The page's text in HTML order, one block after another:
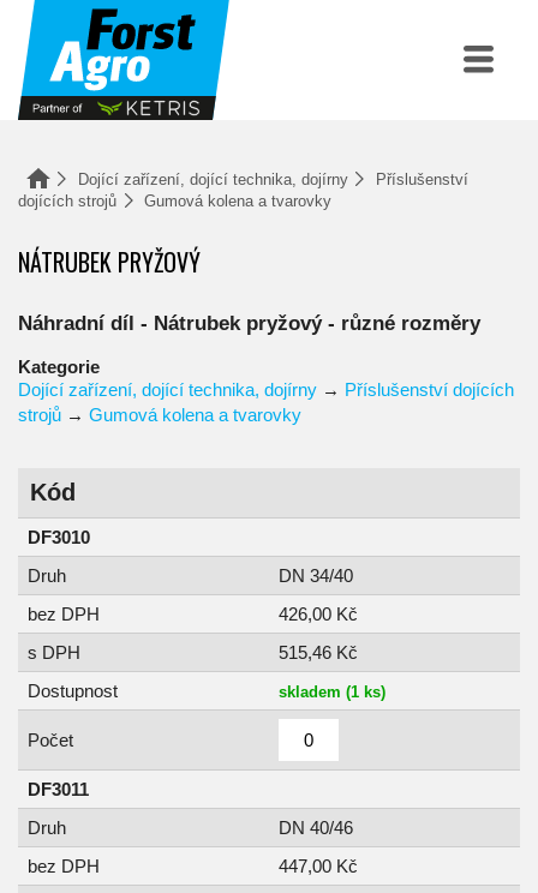
Dojící zařízení, dojící technika, dojírny
Příslušenství
dojících strojů
Gumová kolena a tvarovky
NÁTRUBEK PRYŽOVÝ
Náhradní díl - Nátrubek pryžový - různé rozměry
Kategorie
Dojící zařízení, dojící technika, dojírny → Příslušenství dojících
strojů → Gumová kolena a tvarovky
Kód
DF3010
Druh
DN 34/40
bez DPH
426,00 Kč
s DPH
515,46 Kč
Dostupnost
skladem (1 ks)
Počet
DF3011
Druh
DN 40/46
bez DPH
447,00 Kč